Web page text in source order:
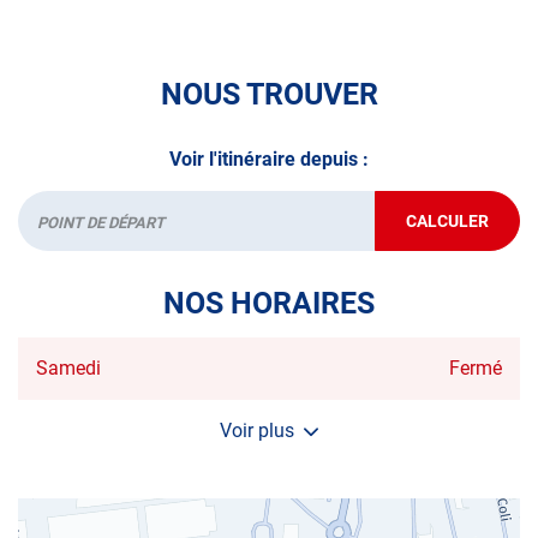
NOUS TROUVER
Voir l'itinéraire depuis :
Départ CALCULER
JUSQU'AU
POINT
NOS HORAIRES
Horaires
Samedi Fermé
Voir plus
et
d'ouverture